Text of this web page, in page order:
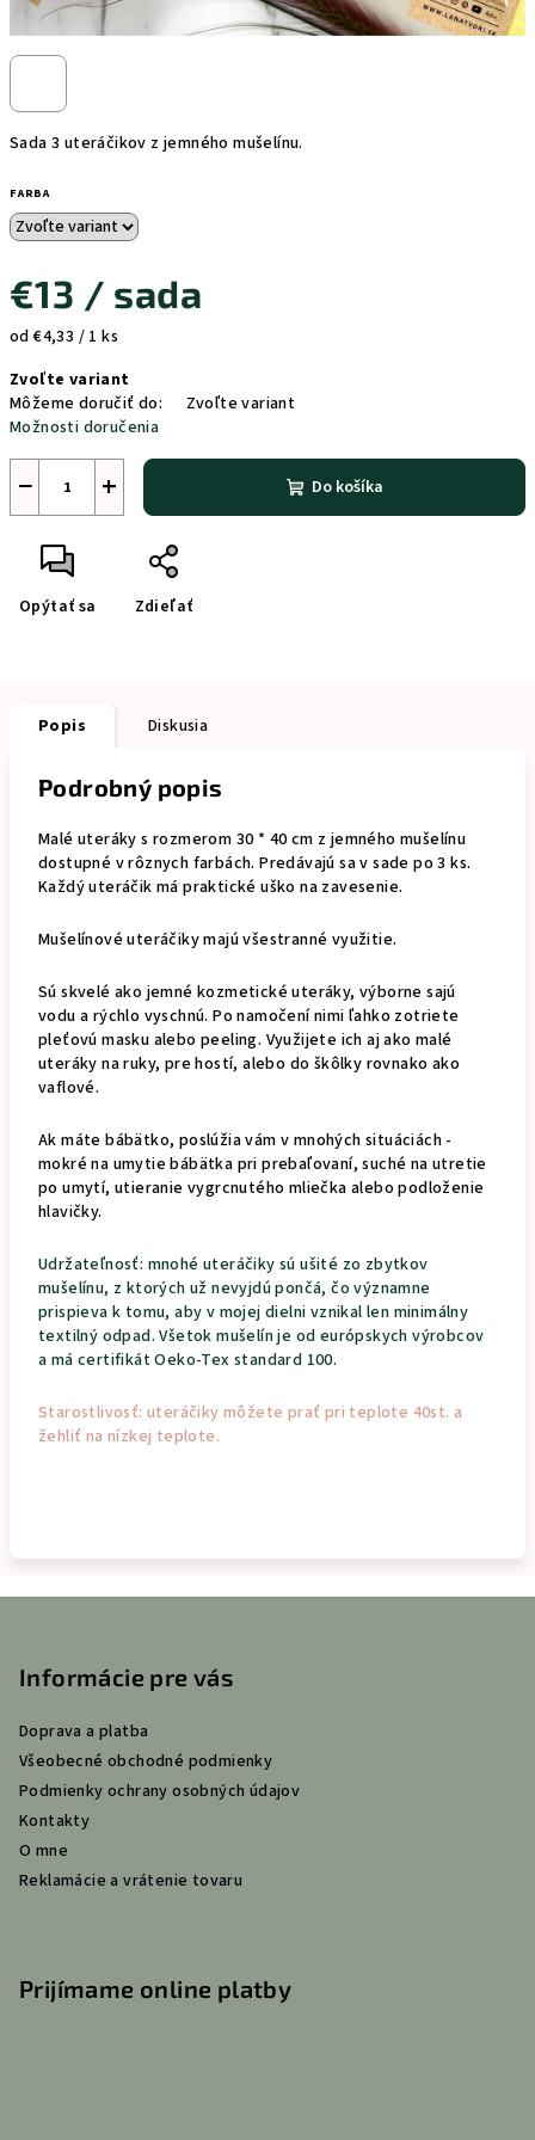
Sada 3 uteráčikov z jemného mušelínu.
FARBA
€13 / sada
Jednotková
od €4,33 / 1 ks
Zvoľte variant
Môžeme doručiť do:
Zvoľte variant
Možnosti doručenia
+
− Do košíka
Opýtať sa Zdieľať
Popis Diskusia
Podrobný popis
Malé uteráky s rozmerom 30 * 40 cm z jemného mušelínu
dostupné v rôznych farbách. Predávajú sa v sade po 3 ks.
Každý uteráčik má praktické uško na zavesenie.
Mušelínové uteráčiky majú všestranné využitie.
Sú skvelé ako jemné kozmetické uteráky, výborne sajú
vodu a rýchlo vyschnú. Po namočení nimi ľahko zotriete
pleťovú masku alebo peeling. Využijete ich aj ako malé
uteráky na ruky, pre hostí, alebo do škôlky rovnako ako
vaflové.
Ak máte bábätko, poslúžia vám v mnohých situáciách -
mokré na umytie bábätka pri prebaľovaní, suché na utretie
po umytí, utieranie vygrcnutého mliečka alebo podloženie
hlavičky.
Udržateľnosť: mnohé uteráčiky sú ušité zo zbytkov
mušelínu, z ktorých už nevyjdú pončá, čo významne
prispieva k tomu, aby v mojej dielni vznikal len minimálny
textilný odpad. Všetok mušelín je od európskych výrobcov
a má certifikát Oeko-Tex standard 100.
Starostlivosť: uteráčiky môžete prať pri teplote 40st. a
žehliť na nízkej teplote.
Informácie pre vás
Doprava a platba
Všeobecné obchodné podmienky
Podmienky ochrany osobných údajov
Kontakty
O mne
Reklamácie a vrátenie tovaru
Prijímame online platby